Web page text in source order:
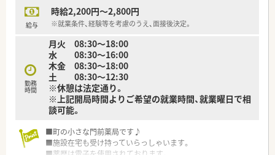
給与
時給2,200円～2,800円
※就業条件、経験等を考慮のうえ、面接後決定。
勤務
時間
月火 08:30～18:00
水 08:30～16:00
木金 08:30～18:00
土 08:30～12:30
※休憩は法定通り。
※上記開局時間よりご希望の就業時間、就業曜日で相
談可能。
■町の小さな門前薬局です♪
■施設在宅も受け持っていらっしゃいます。